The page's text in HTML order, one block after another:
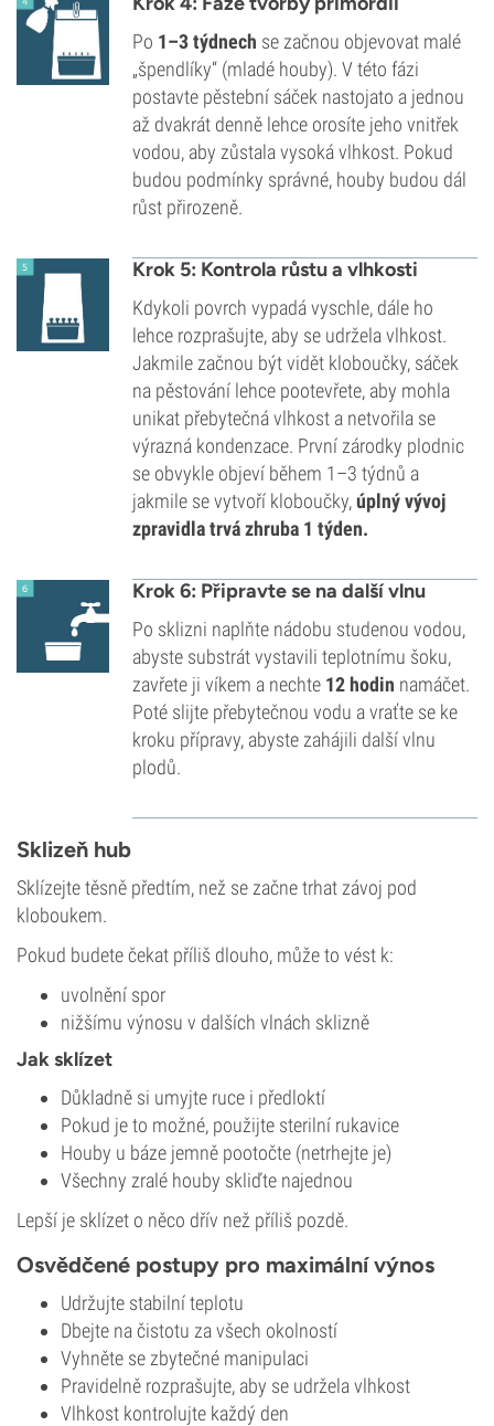
Po 1–3 týdnech se začnou objevovat malé
„špendlíky“ (mladé houby). V této fázi
postavte pěstební sáček nastojato a jednou
až dvakrát denně lehce orosíte jeho vnitřek
vodou, aby zůstala vysoká vlhkost. Pokud
budou podmínky správné, houby budou dál
růst přirozeně.
Krok 5: Kontrola růstu a vlhkosti
Kdykoli povrch vypadá vyschle, dále ho
lehce rozprašujte, aby se udržela vlhkost.
Jakmile začnou být vidět kloboučky, sáček
na pěstování lehce pootevřete, aby mohla
unikat přebytečná vlhkost a netvořila se
výrazná kondenzace. První zárodky plodnic
se obvykle objeví během 1–3 týdnů a
jakmile se vytvoří kloboučky,úplný vývoj
zpravidla trvá zhruba 1 týden.
Krok 6: Připravte se na další vlnu
Po sklizni naplňte nádobu studenou vodou,
abyste substrát vystavili teplotnímu šoku,
zavřete ji víkem a nechte 12 hodin namáčet.
Poté slijte přebytečnou vodu a vraťte se ke
kroku přípravy, abyste zahájili další vlnu
plodů.
Sklizeň hub
Sklízejte těsně předtím, než se začne trhat závoj pod
kloboukem.
Pokud budete čekat příliš dlouho, může to vést k:
uvolnění spor
nižšímu výnosu v dalších vlnách sklizně
Jak sklízet
Důkladně si umyjte ruce i předloktí
Pokud je to možné, použijte sterilní rukavice
Houby u báze jemně pootočte (netrhejte je)
Všechny zralé houby skliďte najednou
Lepší je sklízet o něco dřív než příliš pozdě.
Osvědčené postupy pro maximální výnos
Udržujte stabilní teplotu
Dbejte na čistotu za všech okolností
Vyhněte se zbytečné manipulaci
Pravidelně rozprašujte, aby se udržela vlhkost
Vlhkost kontrolujte každý den